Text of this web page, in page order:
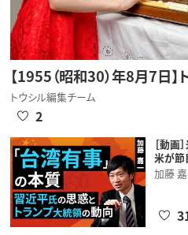
【1955（昭和30）年8月7日
トウシル編集チーム
2
［動画
米が節
加藤